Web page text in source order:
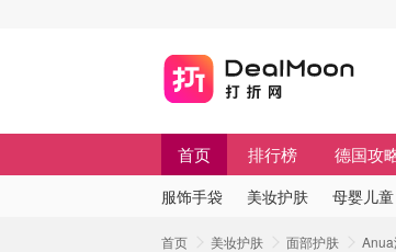
首页 排行榜 德国攻
服饰手袋 美妆护肤 母婴儿童
首页 美妆护肤 面部护肤 Anua